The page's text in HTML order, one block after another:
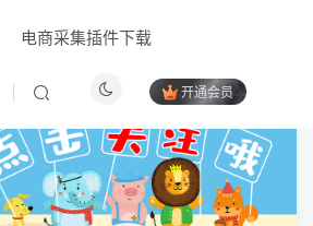
电商采集插件下载
开通会员